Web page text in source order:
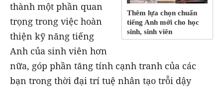
Thêm lựa chọn chuẩn
tiếng Anh mới cho học
sinh, sinh viên
thành một phần quan
trọng trong việc hoàn
thiện kỹ năng tiếng
Anh của sinh viên hơn
nữa, góp phần tăng tính cạnh tranh của các
bạn trong thời đại trí tuệ nhân tạo trỗi dậy